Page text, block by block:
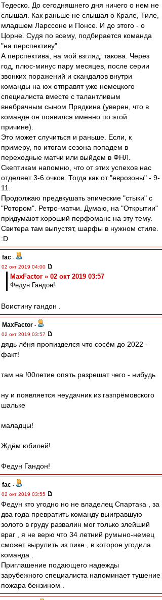
Тедеско. До сегодняшнего дня ничего о нем не
слышал. Как раньше не слышал о Крале, Тиле,
младшем Ларссоне и Понсе. И до этого - о
Цорне. Судя по всему, подбирается команда
"на перспективу".
А перспектива, на мой взгляд, такова. Через
год, плюс-минус пару месяцев, после серии
звонких поражений и скандалов внутри
команды на юх отправят уже немецкого
специалиста вместе с талантливым
внебрачным сыном Прядкина (уверен, что в
команде он появился именно по этой
причине).
Это может случиться и раньше. Если, к
примеру, по итогам сезона попадем в
переходные матчи или выйдем в ФНЛ.
Скептикам напомню, что от этих успехов нас
отделяет 3-6 очков. Тогда как от "еврозоны" - 9-
11.
Продолжаю предвкушать эпические "стыки" с
"Ротором". Ретро-матчи. Думаю, на "Открытии"
придумают хороший перфоманс на эту тему.
Свитера там выпустят, шарфы в нужном стиле.
:D
fac -
02 окт 2019 04:00
MaxFactor » 02 окт 2019 03:57
Федун Гандон!
Воистину гандон .
MaxFactor -
02 окт 2019 03:57
дядь лёня пропизделся что сосём до 2022 -
факт!
там на !00летие опять разрешат чего - нибудь
ну и появляется неудачник из газпрёмовского
шальке
маладцы!
Ждём юбилей!
Федун Гандон!
fac -
02 окт 2019 03:55
Федун кто угодно но не владелец Спартака , за
два года превратить команду выигравшую
золото в груду развалин мог только злейший
враг , я не верю что 34 летний румыно-немец
сможет вырулить из пике , в которое угодила
команда .
Приглашение подающего надежды
зарубежного специалиста напоминает тушение
пожара бензином .